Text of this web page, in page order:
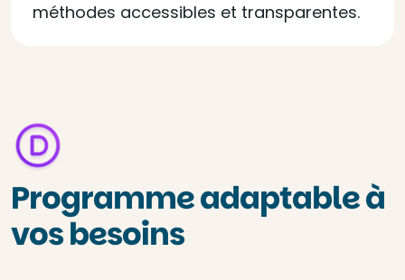
méthodes accessibles et transparentes.
Programme adaptable à
vos besoins